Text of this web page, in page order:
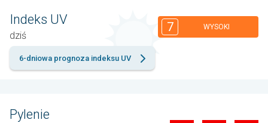
Indeks UV
dziś
7 WYSOKI
6-dniowa prognoza indeksu UV
Pylenie